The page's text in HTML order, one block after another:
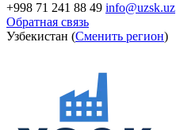
+998 71 241 88 49 info@uzsk.uz
Обратная связь
Узбекистан (Сменить регион)